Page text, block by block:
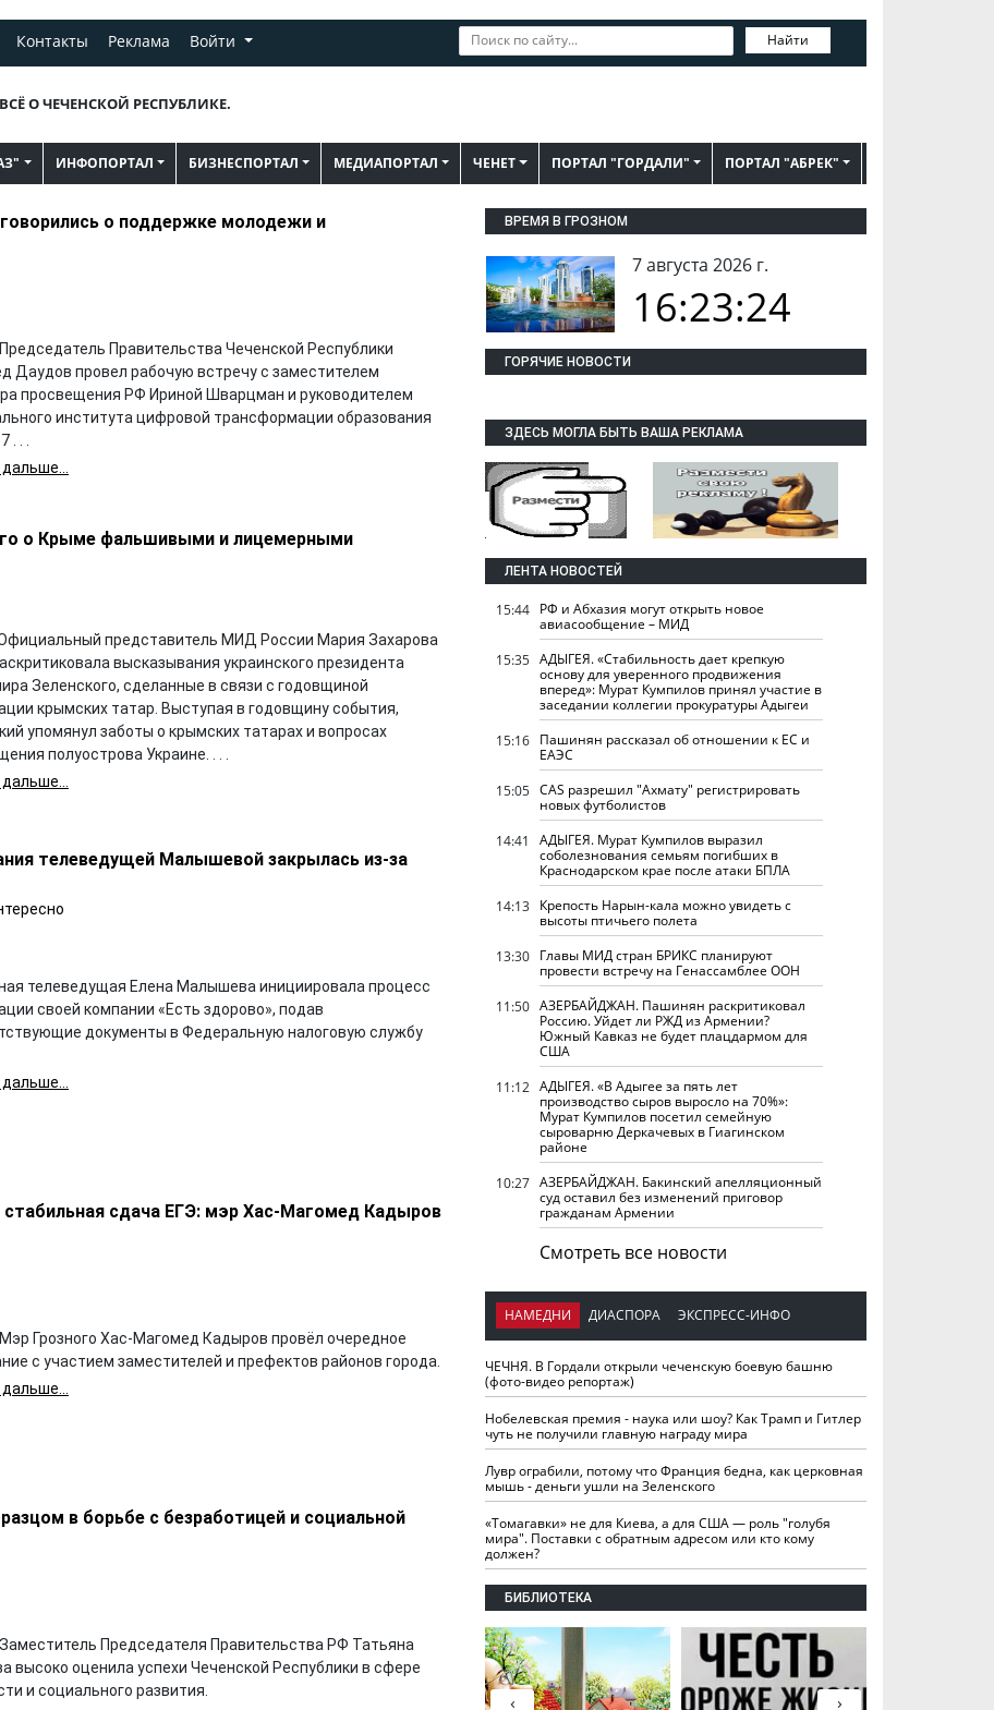
Контакты Реклама Войти Найти
О ЧЕЧЕНСКОЙ РЕСПУБЛИКЕ.
ИНФОПОРТАЛ БИЗНЕСПОРТАЛ МЕДИАПОРТАЛ ЧЕНЕТ ПОРТАЛ "ГОРДАЛИ" ПОРТАЛ "АБРЕК"
о поддержке молодежи и
Правительства Чеченской Республики
Даудов провел рабочую встречу с заместителем
просвещения РФ Ириной Шварцман и руководителем
института цифровой трансформации образования
. .
о Крыме фальшивыми и лицемерными
представитель МИД России Мария Захарова
высказывания украинского президента
Зеленского, сделанные в связи с годовщиной
крымских татар. Выступая в годовщину события,
упомянул заботы о крымских татарах и вопросах
полуострова Украине. . . .
телеведущей Малышевой закрылась из-за
телеведущая Елена Малышева инициировала процесс
своей компании «Есть здорово», подав
документы в Федеральную налоговую службу
сдача ЕГЭ: мэр Хас-Магомед Кадыров
Грозного Хас-Магомед Кадыров провёл очередное
с участием заместителей и префектов районов города.
в борьбе с безработицей и социальной
Председателя Правительства РФ Татьяна
высоко оценила успехи Чеченской Республики в сфере
и социального развития.
ВРЕМЯ В ГРОЗНОМ
7 августа 2026 г.
16:23:25
ГОРЯЧИЕ НОВОСТИ
ЗДЕСЬ МОГЛА БЫТЬ ВАША РЕКЛАМА
ЛЕНТА НОВОСТЕЙ
15:44 РФ и Абхазия могут открыть новое
авиасообщение – МИД
15:35 АДЫГЕЯ. «Стабильность дает крепкую
основу для уверенного продвижения
вперед»: Мурат Кумпилов принял участие в
заседании коллегии прокуратуры Адыгеи
15:16 Пашинян рассказал об отношении к ЕС и
ЕАЭС
15:05 CAS разрешил "Ахмату" регистрировать
новых футболистов
14:41
АДЫГЕЯ. Мурат Кумпилов выразил
соболезнования семьям погибших в
Краснодарском крае после атаки БПЛА
14:13 Крепость Нарын-кала можно увидеть с
высоты птичьего полета
13:30 Главы МИД стран БРИКС планируют
провести встречу на Генассамблее ООН
11:50 АЗЕРБАЙДЖАН. Пашинян раскритиковал
Россию. Уйдет ли РЖД из Армении?
Южный Кавказ не будет плацдармом для
США
11:12 АДЫГЕЯ. «В Адыгее за пять лет
производство сыров выросло на 70%»:
Мурат Кумпилов посетил семейную
сыроварню Деркачевых в Гиагинском
районе
10:27 АЗЕРБАЙДЖАН. Бакинский апелляционный
суд оставил без изменений приговор
гражданам Армении
Смотреть все новости
НАМЕДНИ ДИАСПОРА ЭКСПРЕСС-ИНФО
ЧЕЧНЯ. В Гордали открыли чеченскую боевую башню
(фото-видео репортаж)
Нобелевская премия - наука или шоу? Как Трамп и Гитлер
чуть не получили главную награду мира
Лувр ограбили, потому что Франция бедна, как церковная
мышь - деньги ушли на Зеленского
«Томагавки» не для Киева, а для США — роль "голубя
мира". Поставки с обратным адресом или кто кому
должен?
БИБЛИОТЕКА
›
‹